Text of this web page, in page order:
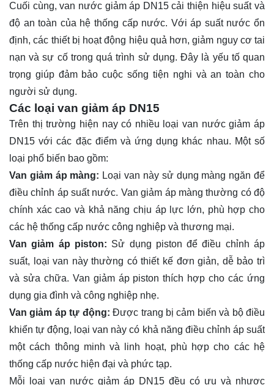
Cuối cùng, van nước giảm áp DN15 cải thiện hiệu suất và
độ an toàn của hệ thống cấp nước. Với áp suất nước ổn
định, các thiết bị hoạt động hiệu quả hơn, giảm nguy cơ tai
nạn và sự cố trong quá trình sử dụng. Đây là yếu tố quan
trọng giúp đảm bảo cuộc sống tiện nghi và an toàn cho
người sử dụng.
Các loại van giảm áp DN15
Trên thị trường hiện nay có nhiều loại van nước giảm áp
DN15 với các đặc điểm và ứng dụng khác nhau. Một số
loại phổ biến bao gồm:
Van giảm áp màng: Loại van này sử dụng màng ngăn để
điều chỉnh áp suất nước. Van giảm áp màng thường có độ
chính xác cao và khả năng chịu áp lực lớn, phù hợp cho
các hệ thống cấp nước công nghiệp và thương mại.
Van giảm áp piston: Sử dụng piston để điều chỉnh áp
suất, loại van này thường có thiết kế đơn giản, dễ bảo trì
và sửa chữa. Van giảm áp piston thích hợp cho các ứng
dụng gia đình và công nghiệp nhẹ.
Van giảm áp tự động: Được trang bị cảm biến và bộ điều
khiển tự động, loại van này có khả năng điều chỉnh áp suất
một cách thông minh và linh hoạt, phù hợp cho các hệ
thống cấp nước hiện đại và phức tạp.
Mỗi loại van nước giảm áp DN15 đều có ưu và nhược